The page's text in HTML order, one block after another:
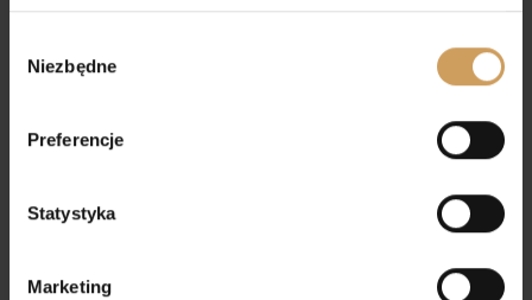
zgody
Niezbędne
Preferencje
Statystyka
Marketing
zastosowanie także przy innych okazjach, takich
kolor nadaje obuwiu uniwersalności,
jednocześnie wyróżniając je na tle klasycznych,
długoterminowy.
oferty MIRO-MAR i zapewnij swojej pociesze
wyjątkowy dzień.
Nasza propozycja z ozdobną